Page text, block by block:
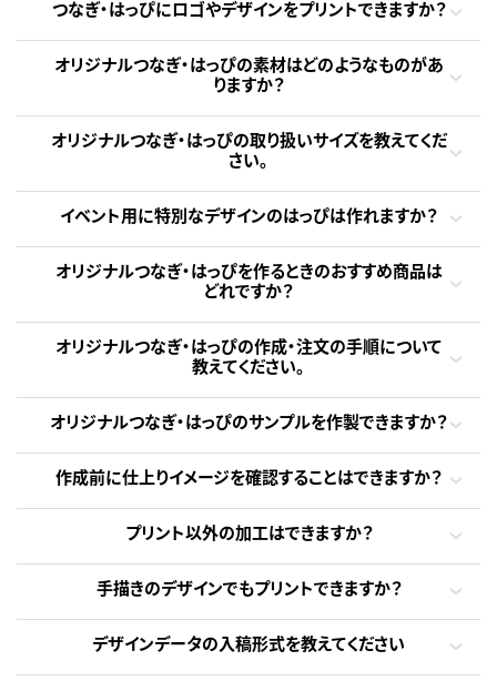
つなぎ・はっぴにロゴやデザインをプリントできますか？
オリジナルつなぎ・はっぴの素材はどのようなものがあ
りますか？
オリジナルつなぎ・はっぴの取り扱いサイズを教えてくだ
さい。
イベント用に特別なデザインのはっぴは作れますか？
オリジナルつなぎ・はっぴを作るときのおすすめ商品は
どれですか？
オリジナルつなぎ・はっぴの作成・注文の手順について
教えてください。
オリジナルつなぎ・はっぴのサンプルを作製できますか？
作成前に仕上りイメージを確認することはできますか？
プリント以外の加工はできますか？
手描きのデザインでもプリントできますか？
デザインデータの入稿形式を教えてください